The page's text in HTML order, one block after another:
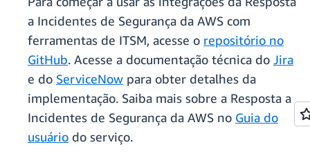
a Incidentes de Segurança da AWS com
ferramentas de ITSM, acesse o repositório no
GitHub. Acesse a documentação técnica do Jira
e do ServiceNow para obter detalhes da
implementação. Saiba mais sobre a Resposta a
Incidentes de Segurança da AWS no Guia do
usuário do serviço.